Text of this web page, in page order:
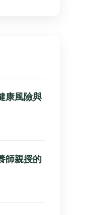
康風險與
師親授的